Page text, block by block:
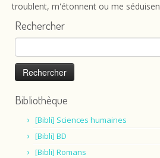
troublent, m'étonnent ou me
Rechercher
Rechercher :
Bibliothèque
[Bibli] Sciences humaines
[Bibli] BD
[Bibli] Romans